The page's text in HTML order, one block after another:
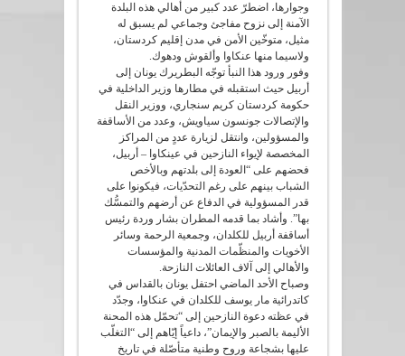
وجوارها، اضطرّ عدد كبير من أهالي هذه البلدة
الآمنة إلى نزوح مفاجئ وجماعي لم يسبق له
مثيل، متوخّين الأمن في مدن إقليم كردستان،
ولاسيما منها عنكاوا وألقوش ودهوك.
وفور ورود هذا النبأ توجّه البطريرك يونان إلى
أربيل حيث استقبله في مطارها وزير الداخلية في
حكومة كردستان كريم سنجاري، ووزير النقل
والإتصالات جونسون سياويش، وعدد من الأساقفة
والمسؤولين، وانتقل لزيارة عددٍ من المراكز
المخصصة لإيواء النازحين في عينكاوا – أربيل،
فحضهم على “العودة إلى بلدتهم وبالأخص
الشباب بينهم على رغم التحدّيات، فيكونوا على
قدر المسؤولية في الدفاع عن أرضهم والتمسُّك
بها”. وأشاد بما قدمه المطران بشار وردة رئيس
أساقفة أربيل للكلدان، وجمعية الرحمة وسائر
الأخويات والمنظّمات المدنية والمؤسسات
والأهالي إلى آلاف العائلات النازحة.
وصباح الأحد الماضي احتفل يونان بالقداس في
كاتدرائية مار يوسف للكلدان في عنكاوا، وجدّد
في عظته دعوة النازحين إلى “تحمّل هذه المحنة
الأليمة بالصبر والإيمان”، داعياً إيّاهم إلى “التغلّب
عليها بشجاعة وروح وطنية متأصّلة في تاريخ